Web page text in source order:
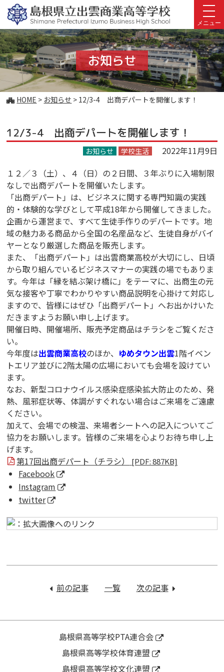
このページの本文へ
メニュー
お知らせ
こ
ー
ジ
置:
HOME > お知らせ > 12/3-4 出商デパートを開催します！
12/3-4 出商デパートを開催します！
お知らせ 学校生活
2022年11月9日
１２／３（土）、４（日）の２日間、３年ぶりに入場制限
なしで出商デパートを開催いたします。
「出商デパート」は、ビジネスに関する専門知識の実践
的・体験的な学びとして平成18年から開催してきました。
企画から運営まで、すべて生徒手作りのデパートです。地
域の魅力ある商品から全国の名産品など、生徒自身がバイ
ヤーとなり厳選した商品を販売します。
また、「出商デパート」は出雲商業高校が大切にし、日頃
から取り組んでいるビジネスマナーの実践の場でもありま
す。今年は「縁を結ぶ架け橋に」をテーマに、出商生の元
気な接客や丁寧でわかりやすい商品説明を心掛けて対応し
ますので、皆様にはぜひ「出商デパート」へお出かけいた
だきますようお願い申し上げます。
開催日時、開催場所、販売予定商品はチラシをご覧くださ
い。
今年度は出雲商業高校のほか、 ゆめタウン出雲1階イベン
トエリア並びに2階太陽の広場においても会場を設けてい
ます。
なお、新型コロナウイルス感染症感染拡大防止のため、発
熱、風邪症状等、体調がすぐれない場合はご来場をご遠慮
ください。
加えて、会場での検温、来場者シートへの記入についてご
協力をお願いします。皆様のご来場を心よりお待ち申し上
げます。
第17回出商デパート（チラシ）
[PDF: 887KB]
Facebook
Instagram
twitter
ゲ
前の記事：
4
年
度
11
一覧 次の記事：
生
島根県高等学校PTA連合会
島根県高等学校体育連盟
島根県高等学校文化連盟